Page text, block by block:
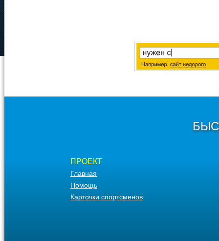
ПРОЕКТ
Главная
Помощь
Карточки спортсменов